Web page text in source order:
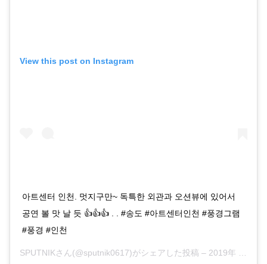
View this post on Instagram
아트센터 인천. 멋지구만~ 독특한 외관과 오션뷰에 있어서
공연 볼 맛 날 듯 👍👍👍 . . #송도 #아트센터인천 #풍경그램
#풍경 #인천
SPUTNIKさん(@sputnik0617)がシェアした投稿 – 2019年 5月月1日午前1時32分PDT